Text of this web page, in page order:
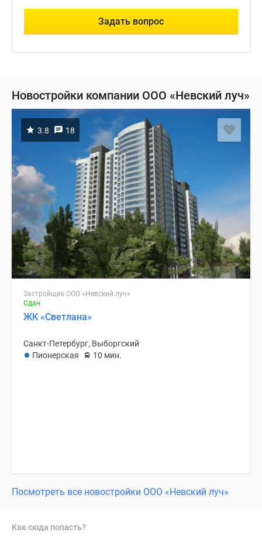
Задать вопрос
Новостройки компании ООО «Невский луч»
3.8 18
Застройщик ООО «Невский луч»
Сдан
ЖК «Светлана»
Санкт-Петербург, Выборгский
Пионерская
10 мин.
Посмотреть все новостройки ООО «Невский луч»
Как сюда попасть?